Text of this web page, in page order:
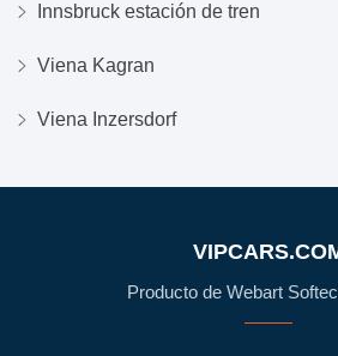
Innsbruck estación de tren
Viena Kagran
Viena Inzersdorf
Producto de Webart